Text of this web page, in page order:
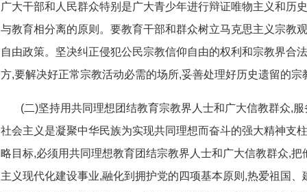
广大干部和人民群众特别是广大青少年进行辩证唯物主义和历
与教育相分离的原则。要教育干部和群众树立马克思主义宗教
自由政策。坚决纠正侵犯公民宗教信仰自由的权利和宗教界合
方,要解决好正常宗教活动必需的场所,妥善处理好历史遗留的宗
(二)坚持用共同理想团结教育宗教界人士和广大信教群众,
社会主义是凝聚中华民族为实现共同理想而奋斗的强大精神支
略目标,必须用共同理想教育团结宗教界人士和广大信教群众,
主义现代化建设事业,融化到拥护党的四项基本原则,热爱祖国